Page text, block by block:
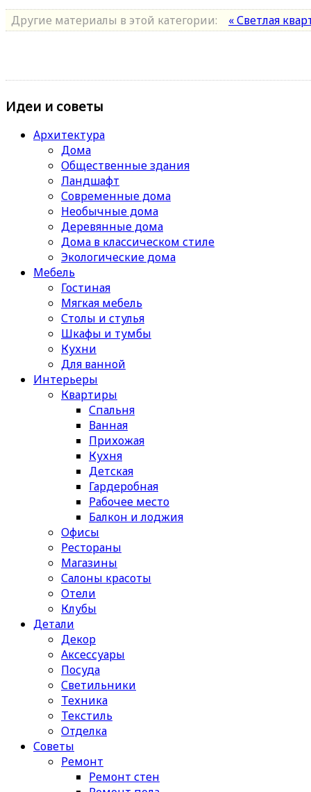
Другие материалы в этой категории: « Светлая
Идеи и советы
Архитектура
Дома
Общественные здания
Ландшафт
Современные дома
Необычные дома
Деревянные дома
Дома в классическом стиле
Экологические дома
Мебель
Гостиная
Мягкая мебель
Столы и стулья
Шкафы и тумбы
Кухни
Для ванной
Интерьеры
Квартиры
Спальня
Ванная
Прихожая
Кухня
Детская
Гардеробная
Рабочее место
Балкон и лоджия
Офисы
Рестораны
Магазины
Салоны красоты
Отели
Клубы
Детали
Декор
Аксессуары
Посуда
Светильники
Техника
Текстиль
Отделка
Советы
Ремонт
Ремонт стен